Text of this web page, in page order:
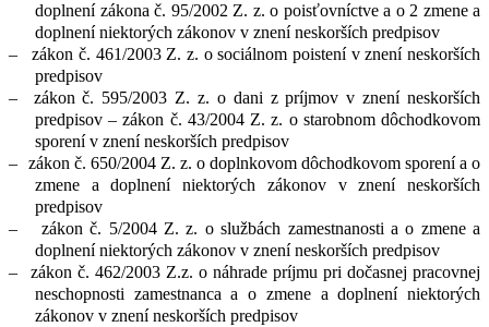
doplnení zákona č. 95/2002 Z. z. o poisťovníctve a o 2 zmene a
doplnení niektorých zákonov v znení neskorších predpisov
–
zákon č. 461/2003 Z. z. o sociálnom poistení v znení neskorších
predpisov
–
zákon č. 595/2003 Z. z. o dani z príjmov v znení neskorších
predpisov – zákon č. 43/2004 Z. z. o starobnom dôchodkovom
sporení v znení neskorších predpisov
– zákon č. 650/2004 Z. z. o doplnkovom dôchodkovom sporení a o
zmene a doplnení niektorých zákonov v znení neskorších
predpisov
–
zákon č. 5/2004 Z. z. o službách zamestnanosti a o zmene a
doplnení niektorých zákonov v znení neskorších predpisov
–
zákon č. 462/2003 Z.z. o náhrade príjmu pri dočasnej pracovnej
neschopnosti zamestnanca a o zmene a doplnení niektorých
zákonov v znení neskorších predpisov